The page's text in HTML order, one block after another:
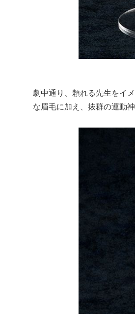
劇中通り、頼れる先生をイ
な眉毛に加え、抜群の運動